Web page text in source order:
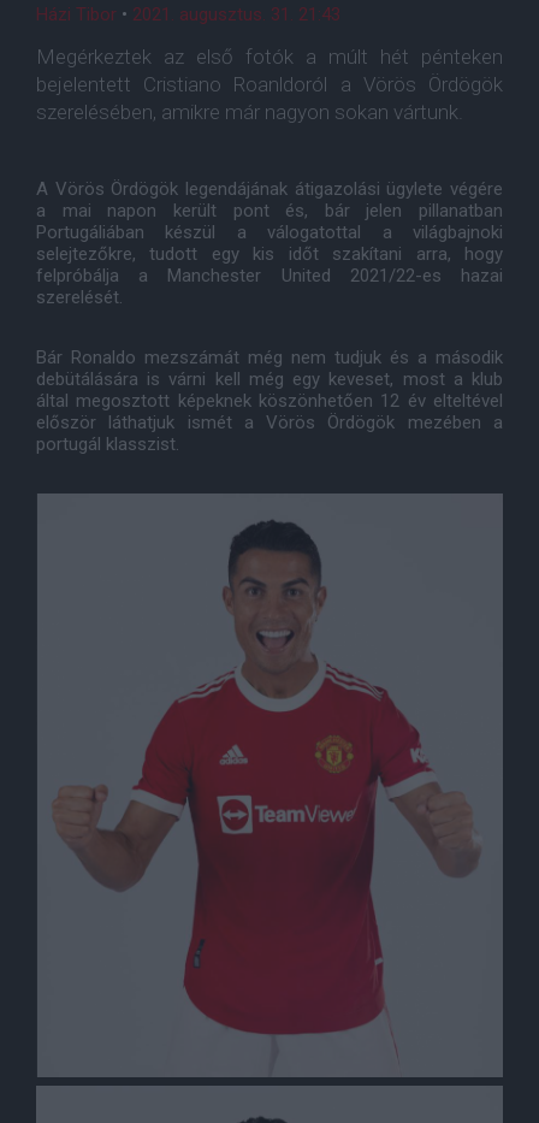
Házi Tibor • 2021. augusztus. 31. 21:43
Megérkeztek az első fotók a múlt hét pénteken
bejelentett Cristiano Roanldoról a Vörös Ördögök
szerelésében, amikre már nagyon sokan vártunk.
A Vörös Ördögök legendájának átigazolási ügylete végére
a mai napon került pont és, bár jelen pillanatban
Portugáliában készül a válogatottal a világbajnoki
selejtezőkre, tudott egy kis időt szakítani arra, hogy
felpróbálja a Manchester United 2021/22-es hazai
szerelését.
Bár Ronaldo mezszámát még nem tudjuk és a második
debütálására is várni kell még egy keveset, most a klub
által megosztott képeknek köszönhetően 12 év elteltével
először láthatjuk ismét a Vörös Ördögök mezében a
portugál klasszist.